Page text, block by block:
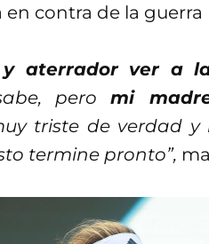
contra de la guerra
aterrador ver a
peromi
triste de verdad
termine pronto”,